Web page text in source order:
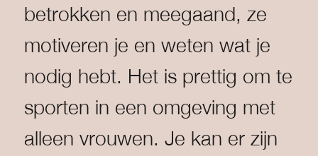
betrokken en meegaand, ze
motiveren je en weten wat je
nodig hebt. Het is prettig om te
sporten in een omgeving met
alleen vrouwen. Je kan er zijn